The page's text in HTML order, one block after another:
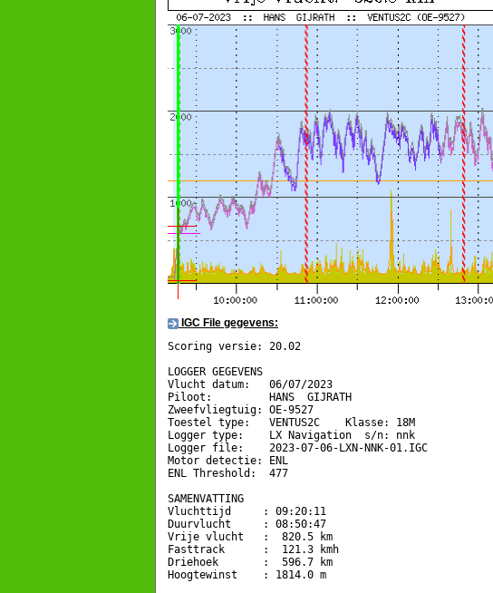
IGC File gegevens:
Scoring versie: 20.02
LOGGER GEGEVENS
Vlucht datum:   06/07/2023
Piloot:         HANS  GIJRATH
Zweefvliegtuig: OE-9527
Toestel type:   VENTUS2C    Klasse: 18M
Logger type:    LX Navigation  s/n: nnk
Logger file:    2023-07-06-LXN-NNK-01.IGC
Motor detectie: ENL
ENL Threshold:  477
SAMENVATTING
Vluchttijd     : 09:20:11
Duurvlucht     : 08:50:47
Vrije vlucht   :  820.5 km
Fasttrack      :  121.3 kmh
Driehoek       :  596.7 km
Hoogtewinst    : 1814.0 m